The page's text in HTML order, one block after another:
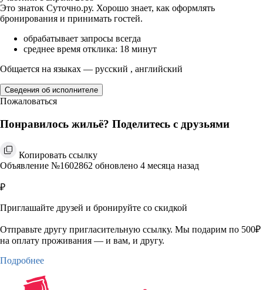
Это знаток Суточно.ру. Хорошо знает, как оформлять
бронирования и принимать гостей.
обрабатывает запросы всегда
среднее время отклика: 18 минут
Общается на языках — русский , английский
Сведения об исполнителе
Пожаловаться
Понравилось жильё? Поделитесь с друзьями
Копировать ссылку
Объявление №1602862 обновлено 4 месяца назад
₽
Приглашайте друзей и бронируйте со скидкой
Отправьте другу пригласительную ссылку. Мы подарим по 500₽
на оплату проживания — и вам, и другу.
Подробнее